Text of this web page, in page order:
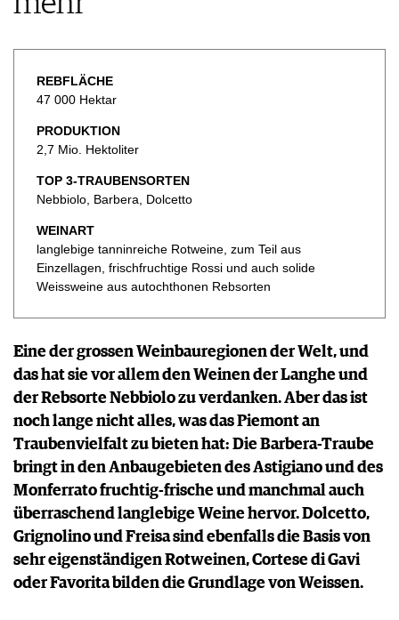
KULINARIK
HOTSPOTS
EXTRAS
AUSGABE
ARCHIV
VORTEILSWELT
MEDIATHEK
BILDSTRECKEN
BÜCHER
NEWS
WEINWIRTSCHAFT
WEINSZENE
VINOPHILES
ANMELDEN
AWARDS
GEWINNSPIELE
VORTEILSWELT
TRINKREIFETABELLE
ABO
WEINSUCHE
WINE TRADE CLUB
REDAKTION
JOBS
WERBUNG
PRESSE
IMPRESSUM
AGB & DATENSCHUTZ
FAQ
REBFLÄCHE
47 000 Hektar
PRODUKTION
2,7 Mio. Hektoliter
TOP 3-TRAUBENSORTEN
Nebbiolo, Barbera, Dolcetto
WEINART
langlebige tanninreiche Rotweine, zum Teil aus
Einzellagen, frischfruchtige Rossi und auch solide
Weissweine aus autochthonen Rebsorten
Eine der grossen Weinbauregionen der Welt, und
das hat sie vor allem den Weinen der Langhe und
der Rebsorte Nebbiolo zu verdanken. Aber das ist
noch lange nicht alles, was das Piemont an
Traubenvielfalt zu bieten hat: Die Barbera-Traube
bringt in den Anbaugebieten des Astigiano und des
Monferrato fruchtig-frische und manchmal auch
überraschend langlebige Weine hervor. Dolcetto,
Grignolino und Freisa sind ebenfalls die Basis von
sehr eigenständigen Rotweinen, Cortese di Gavi
oder Favorita bilden die Grundlage von Weissen.